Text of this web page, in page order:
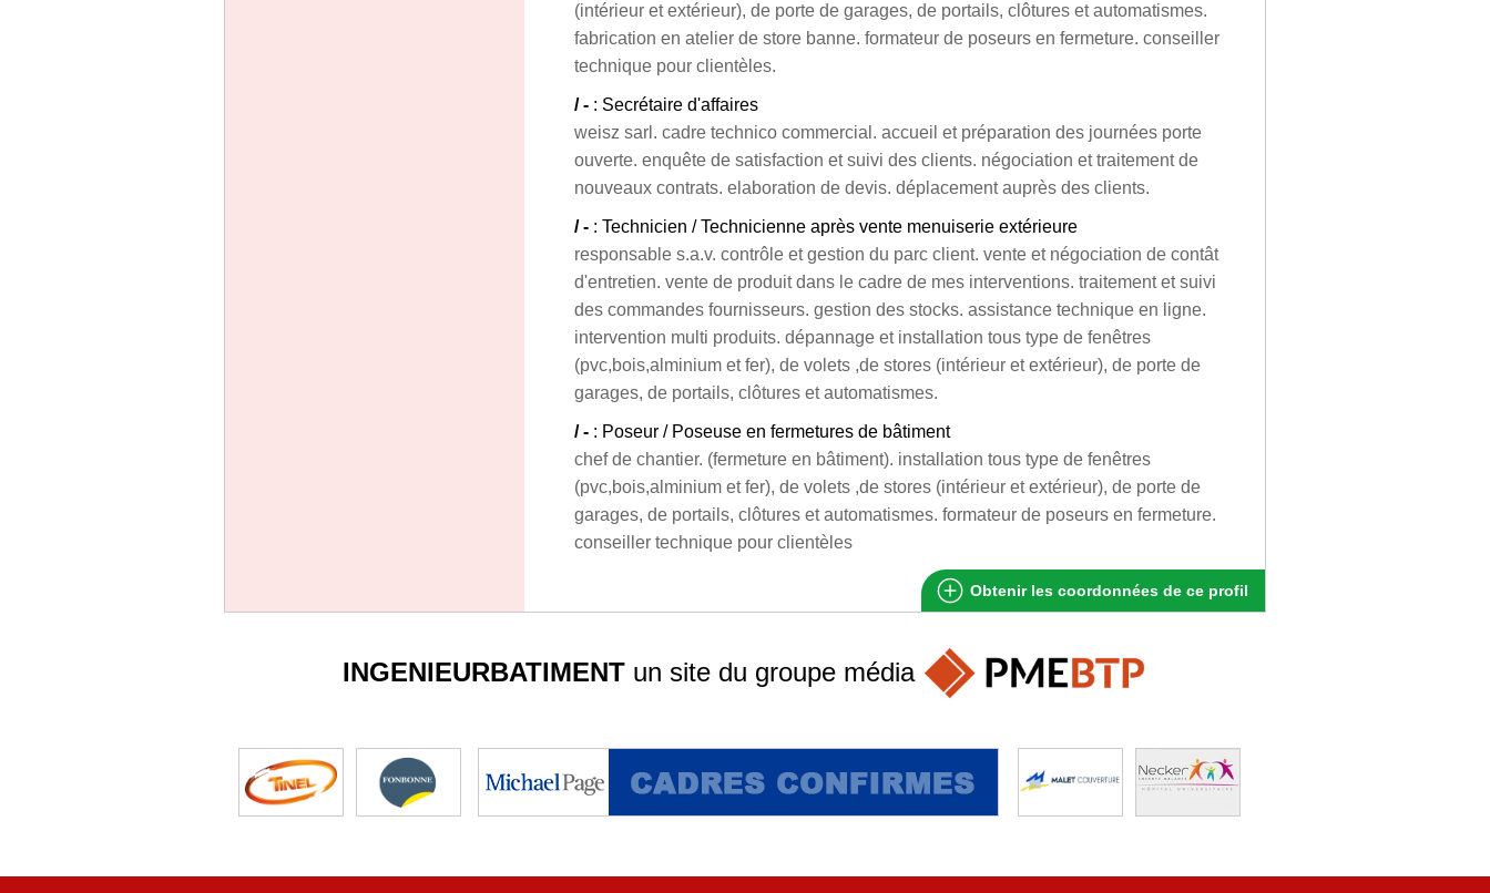
(intérieur et extérieur), de porte de garages, de portails, clôtures et automatismes.
fabrication en atelier de store banne. formateur de poseurs en fermeture. conseiller
technique pour clientèles.
/ - : Secrétaire d'affaires
weisz sarl. cadre technico commercial. accueil et préparation des journées porte
ouverte. enquête de satisfaction et suivi des clients. négociation et traitement de
nouveaux contrats. elaboration de devis. déplacement auprès des clients.
/ - : Technicien / Technicienne après vente menuiserie extérieure
responsable s.a.v. contrôle et gestion du parc client. vente et négociation de contât
d'entretien. vente de produit dans le cadre de mes interventions. traitement et suivi
des commandes fournisseurs. gestion des stocks. assistance technique en ligne.
intervention multi produits. dépannage et installation tous type de fenêtres
(pvc,bois,alminium et fer), de volets ,de stores (intérieur et extérieur), de porte de
garages, de portails, clôtures et automatismes.
/ - : Poseur / Poseuse en fermetures de bâtiment
chef de chantier. (fermeture en bâtiment). installation tous type de fenêtres
(pvc,bois,alminium et fer), de volets ,de stores (intérieur et extérieur), de porte de
garages, de portails, clôtures et automatismes. formateur de poseurs en fermeture.
conseiller technique pour clientèles
Obtenir les coordonnées de ce profil
INGENIEURBATIMENT un site du groupe média